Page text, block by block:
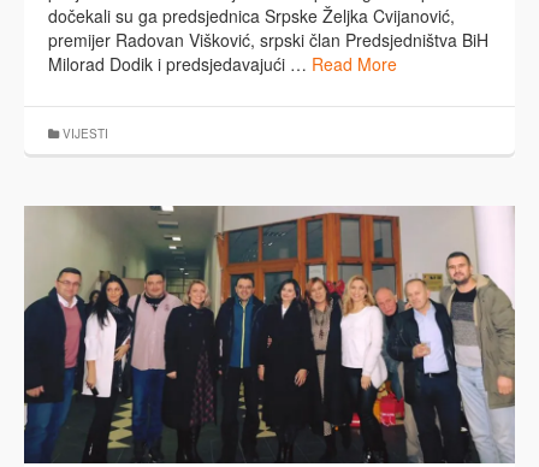
dočekali su ga predsjednica Srpske Željka Cvijanović,
premijer Radovan Višković, srpski član Predsjedništva BiH
Milorad Dodik i predsjedavajući … Read More
VIJESTI